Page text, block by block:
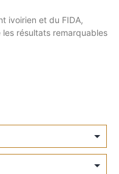
ivoirien et du FIDA,
résultats remarquables